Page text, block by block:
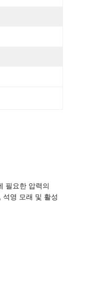
필요한 압력의
영 모래 및 활성